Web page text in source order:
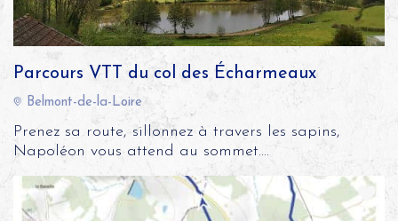
Parcours VTT du col des Écharmeaux
Belmont-de-la-Loire
Prenez sa route, sillonnez à travers les sapins,
Napoléon vous attend au sommet....